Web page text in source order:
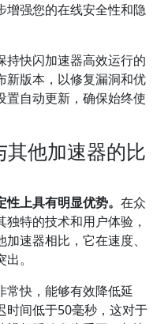
增强您的在线安全性和隐
持快闪加速器高效运行的
新版本，以修复漏洞和优
置自动更新，确保始终使
他加速器的比
上具有明显优势。 在众
特的技术和用户体验，
速器相比，它在速度、
。
常快，能够有效降低延
时间低于50毫秒，这对于